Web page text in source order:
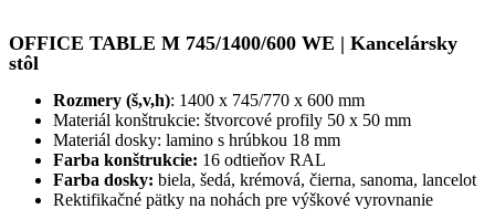
OFFICE TABLE M 745/1400/600 WE | Kancelársky
stôl
Rozmery (š,v,h): 1400 x 745/770 x 600 mm
Materiál konštrukcie: štvorcové profily 50 x 50 mm
Materiál dosky: lamino s hrúbkou 18 mm
Farba konštrukcie: 16 odtieňov RAL
Farba dosky: biela, šedá, krémová, čierna, sanoma, lancelot
Rektifikačné pätky na nohách pre výškové vyrovnanie